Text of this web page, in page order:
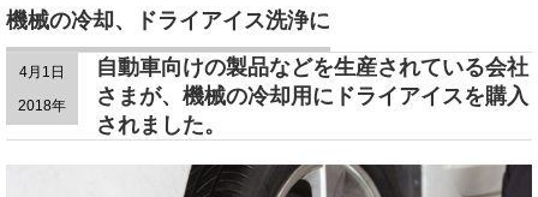
機械の冷却、ドライアイス洗浄に
4月1日
2018年
自動車向けの製品などを生産されている会社
さまが、機械の冷却用にドライアイスを購入
されました。